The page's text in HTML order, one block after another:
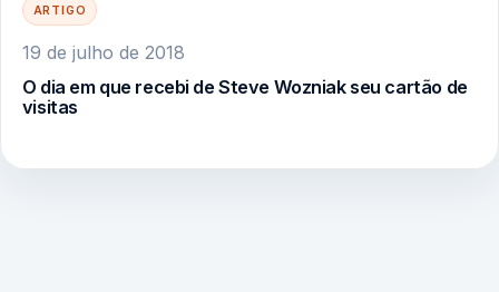
ARTIGO
19 de julho de 2018
O dia em que recebi de Steve Wozniak seu cartão de
visitas